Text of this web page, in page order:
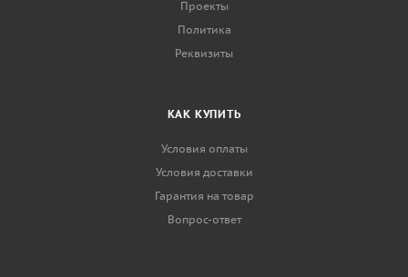
Проекты
Политика
Реквизиты
КАК КУПИТЬ
Условия оплаты
Условия доставки
Гарантия на товар
Вопрос-ответ